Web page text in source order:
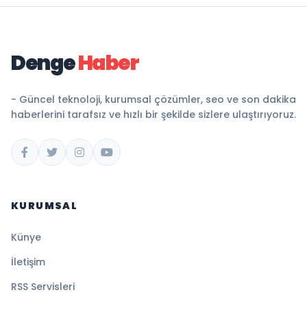
DengeHaber
- Güncel teknoloji, kurumsal çözümler, seo ve son dakika
haberlerini tarafsız ve hızlı bir şekilde sizlere ulaştırıyoruz.
KURUMSAL
Künye
İletişim
RSS Servisleri